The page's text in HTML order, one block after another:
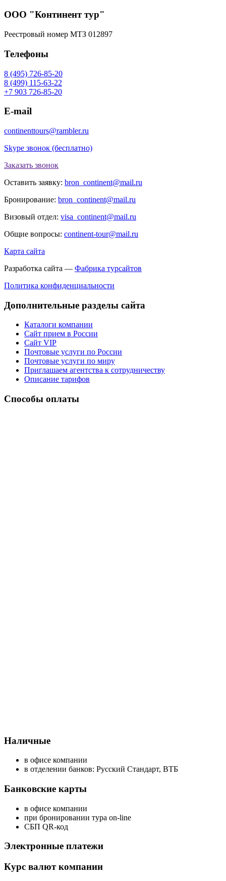
ООО "Континент тур"
Реестровый номер МТЗ 012897
Телефоны
8 (495) 726-85-20
8 (499) 115-63-22
+7 903 726-85-20
E-mail
continenttours@rambler.ru
Skype звонок (бесплатно)
Заказать звонок
Оставить заявку: bron_continent@mail.ru
Бронирование: bron_continent@mail.ru
Визовый отдел: visa_continent@mail.ru
Общие вопросы: continent-tour@mail.ru
Карта сайта
Разработка сайта — Фабрика турсайтов
Политика конфиденциальности
Дополнительные разделы сайта
Каталоги компании
Сайт прием в России
Сайт VIP
Почтовые услуги по России
Почтовые услуги по миру
Приглашаем агентства к сотрудничеству
Описание тарифов
Способы оплаты
Наличные
в офисе компании
в отделении банков: Русский Стандарт, ВТБ
Банковские карты
в офисе компании
при бронировании тура on-line
СБП QR-код
Электронные платежи
Курс валют компании